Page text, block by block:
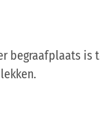
begraafplaats is